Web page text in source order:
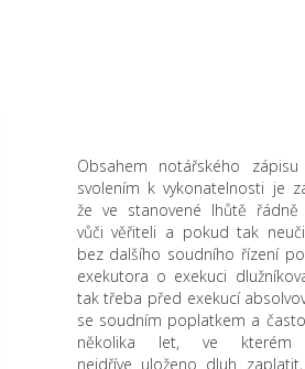
Obsahem notářského
svolením k vykonatelnosti je
že ve stanovené lhůtě
vůči věřiteli a pokud tak
bez dalšího soudního řízení
exekutora o exekuci
tak třeba před exekucí
se soudním poplatkem a
několika let, ve kterém
nejdříve uloženo dluh